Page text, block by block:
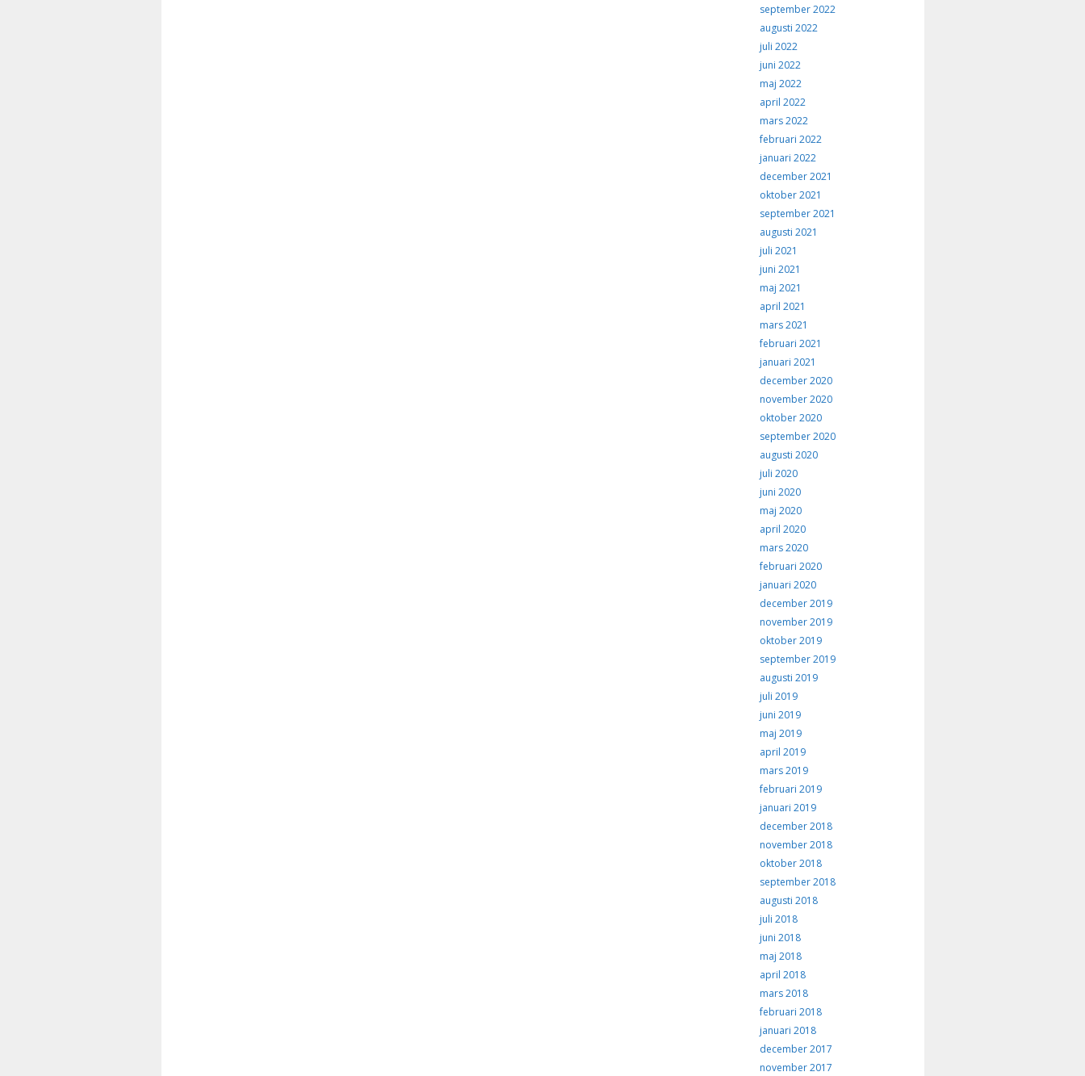
september 2022
augusti 2022
juli 2022
juni 2022
maj 2022
april 2022
mars 2022
februari 2022
januari 2022
december 2021
oktober 2021
september 2021
augusti 2021
juli 2021
juni 2021
maj 2021
april 2021
mars 2021
februari 2021
januari 2021
december 2020
november 2020
oktober 2020
september 2020
augusti 2020
juli 2020
juni 2020
maj 2020
april 2020
mars 2020
februari 2020
januari 2020
december 2019
november 2019
oktober 2019
september 2019
augusti 2019
juli 2019
juni 2019
maj 2019
april 2019
mars 2019
februari 2019
januari 2019
december 2018
november 2018
oktober 2018
september 2018
augusti 2018
juli 2018
juni 2018
maj 2018
april 2018
mars 2018
februari 2018
januari 2018
december 2017
november 2017